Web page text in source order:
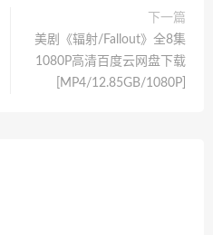
下一篇
美剧《辐射/Fallout》全8集
1080P高清百度云网盘下载
[MP4/12.85GB/1080P]